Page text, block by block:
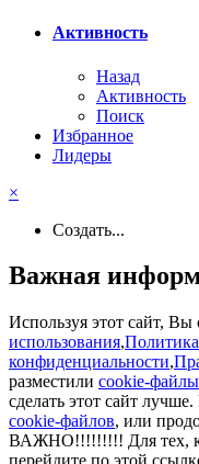
Активность
Назад
Активность
Поиск
Избранное
Лидеры
×
Создать...
Важная
Используя этот сайт, Вы
использования,Политика
конфиденциальности,
разместили cookie-файлы
сделать этот сайт
cookie-файлов, или
ВАЖНО!!!!!!!!! Для тех,